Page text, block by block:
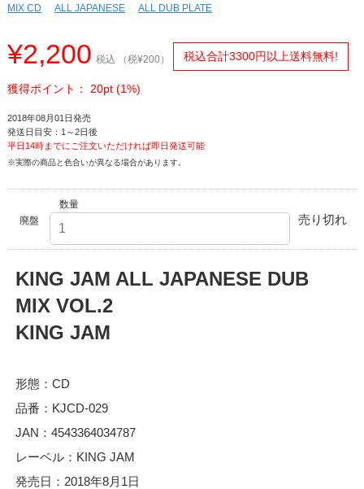
MIX CD
ALL JAPANESE ALL DUB PLATE
¥2,200 税込 （税¥200） 税込合計3300円以上送料無料!
獲得ポイント： 20pt (1%)
2018年08月01日発売
発送日目安：1～2日後
平日14時までにご注文いただければ即日発送可能
※実際の商品と色合いが異なる場合があります。
廃盤
数量
売り切れ
KING JAM ALL JAPANESE DUB
MIX VOL.2
KING JAM
形態：CD
品番：KJCD-029
JAN：4543364034787
レーベル：KING JAM
発売日：2018年8月1日